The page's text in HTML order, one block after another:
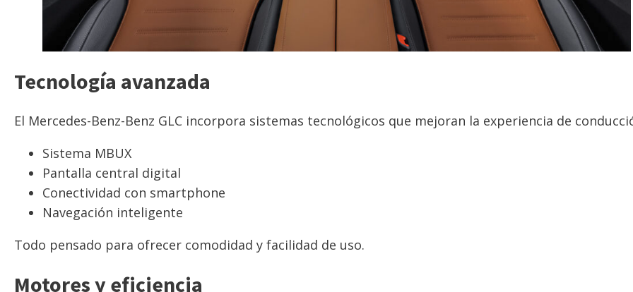
Tecnología avanzada
El Mercedes-Benz-Benz GLC incorpora sistemas tecnológicos que mejoran la experiencia de
Sistema MBUX
Pantalla central digital
Conectividad con smartphone
Navegación inteligente
Todo pensado para ofrecer comodidad y facilidad de uso.
Motores y eficiencia